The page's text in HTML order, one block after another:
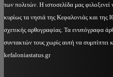
των πολιτών. Η ιστοσελίδα μας
κυρίως τα νησιά της Κεφαλονιάς και της
σχετικής αρθογραφίας. Τα ενυπόγραφα
συντακτών τους χωρίς αυτή να
kefaloniastatus.gr